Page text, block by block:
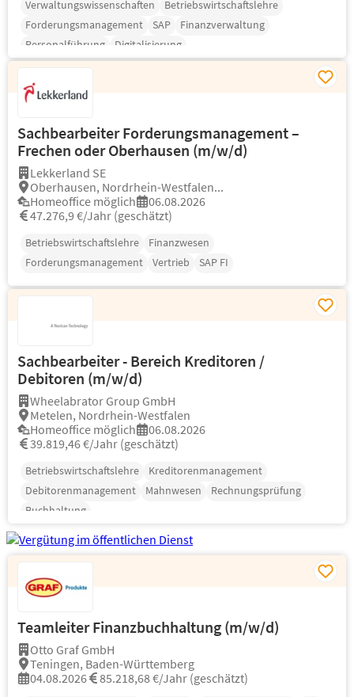
Verwaltungswissenschaften
Betriebswirtschaftslehre
Forderungsmanagement
SAP
Finanzverwaltung
Personalführung
Digitalisierung
Sachbearbeiter Forderungsmanagement –
Frechen oder Oberhausen (m/w/d)
Lekkerland SE
Oberhausen, Nordrhein-Westfalen...
Homeoffice möglich
06.08.2026
47.276,9 €/Jahr (geschätzt)
Betriebswirtschaftslehre
Finanzwesen
Forderungsmanagement
Vertrieb SAP FI
Sachbearbeiter - Bereich Kreditoren /
Debitoren (m/w/d)
Wheelabrator Group GmbH
Metelen, Nordrhein-Westfalen
Homeoffice möglich
06.08.2026
39.819,46 €/Jahr (geschätzt)
Betriebswirtschaftslehre
Kreditorenmanagement
Debitorenmanagement
Mahnwesen
Rechnungsprüfung
Buchhaltung
Teamleiter Finanzbuchhaltung (m/w/d)
Otto Graf GmbH
Teningen, Baden-Württemberg
04.08.2026
85.218,68 €/Jahr (geschätzt)